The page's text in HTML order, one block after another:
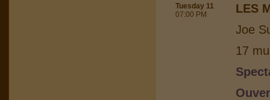
Tuesday 11
07:00 PM
LES
Joe
17